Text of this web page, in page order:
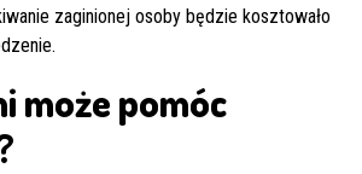
zaginionej osoby będzie kosztowało
może pomóc